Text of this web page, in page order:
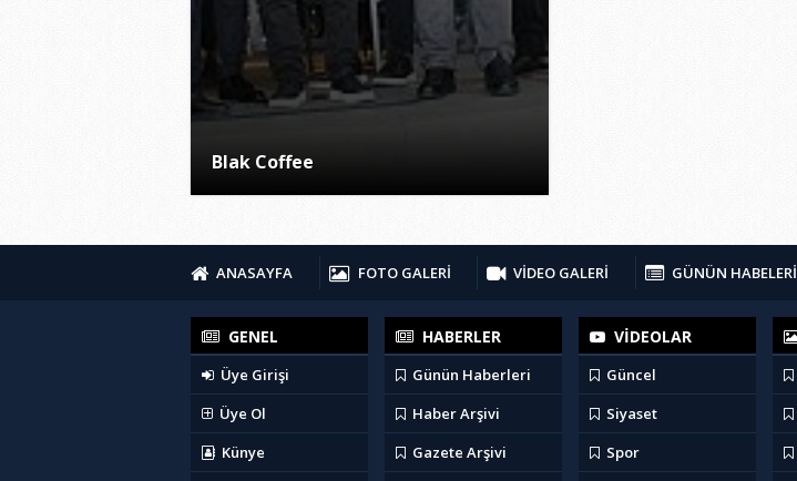
Blak Coffee
ANASAYFA FOTO GALERİ VİDEO GALERİ GÜNÜN HABELERİ
GENEL
Üye Girişi
Üye Ol
Künye
HABERLER
Günün Haberleri
Haber Arşivi
Gazete Arşivi
VİDEOLAR
Güncel
Siyaset
Spor